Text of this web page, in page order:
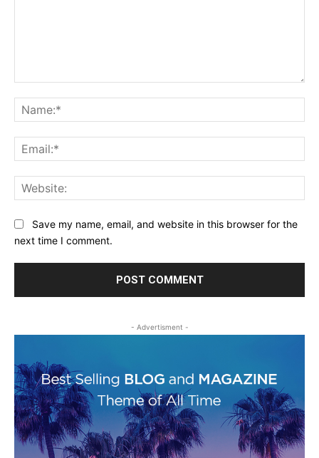
Save my name, email, and website in this browser for the
next time I comment.
- Advertisment -